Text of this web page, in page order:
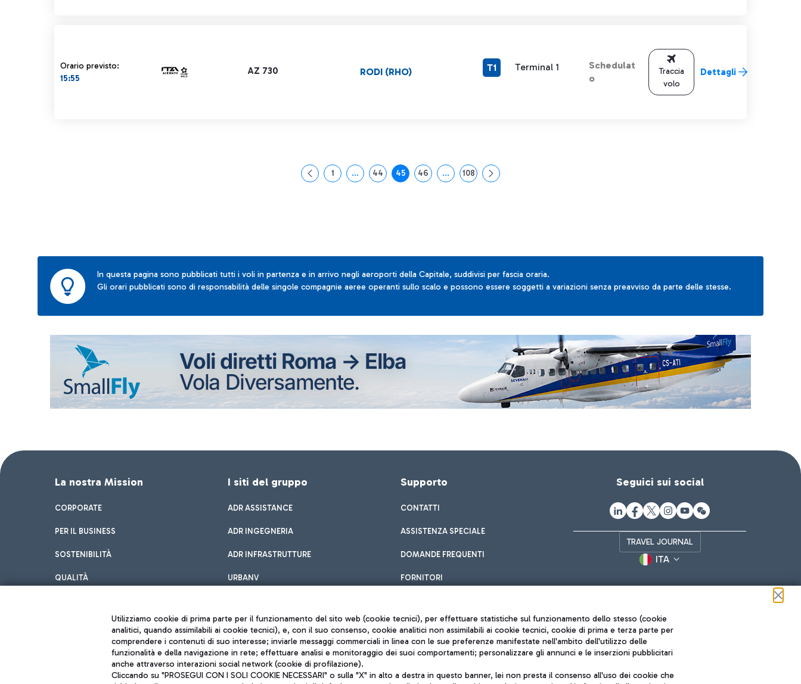
Orario previsto:
15:55
AZ 730 RODI (RHO) T1 Terminal 1
Schedulat
o
Traccia
volo
Dettagli
Pagina
1 ...Pagine intermedie Use TAB to navigate.
Pagina
44 Pagina
45 Pagina
46 ...Pagine intermedie Use TAB to navigate.
Pagina
108
In questa pagina sono pubblicati tutti i voli in partenza e in arrivo negli aeroporti della Capitale, suddivisi per fascia oraria.
Gli orari pubblicati sono di responsabilità delle singole compagnie aeree operanti sullo scalo e possono essere soggetti a variazioni senza preavviso da parte delle stesse.
La nostra Mission
CORPORATE
PER IL BUSINESS
SOSTENIBILITÀ
QUALITÀ
I siti del gruppo
ADR ASSISTANCE
ADR INGEGNERIA
ADR INFRASTRUTTURE
URBANV
Supporto
CONTATTI
ASSISTENZA SPECIALE
DOMANDE FREQUENTI
FORNITORI
Seguici sui social
TRAVEL JOURNAL
ITA
Note legali
Roma FCO
Utilizziamo cookie di prima parte per il funzionamento del sito web (cookie tecnici), per effettuare statistiche sul funzionamento dello stesso (cookie
analitici, quando assimilabili ai cookie tecnici), e, con il suo consenso, cookie analitici non assimilabili ai cookie tecnici, cookie di prima e terza parte per
comprendere i contenuti di suo interesse; inviarle messaggi commerciali in linea con le sue preferenze manifestate nell'ambito dell'utilizzo delle
funzionalità e della navigazione in rete; effettuare analisi e monitoraggio dei suoi comportamenti; personalizzare gli annunci e le inserzioni pubblicitari
anche attraverso interazioni social network (cookie di profilazione).
Cliccando su "PROSEGUI CON I SOLI COOKIE NECESSARI" o sulla "X" in alto a destra in questo banner, lei non presta il consenso all'uso dei cookie che